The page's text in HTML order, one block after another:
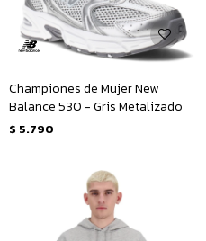
Championes de Mujer New
Balance 530 - Gris Metalizado
$ 5.790